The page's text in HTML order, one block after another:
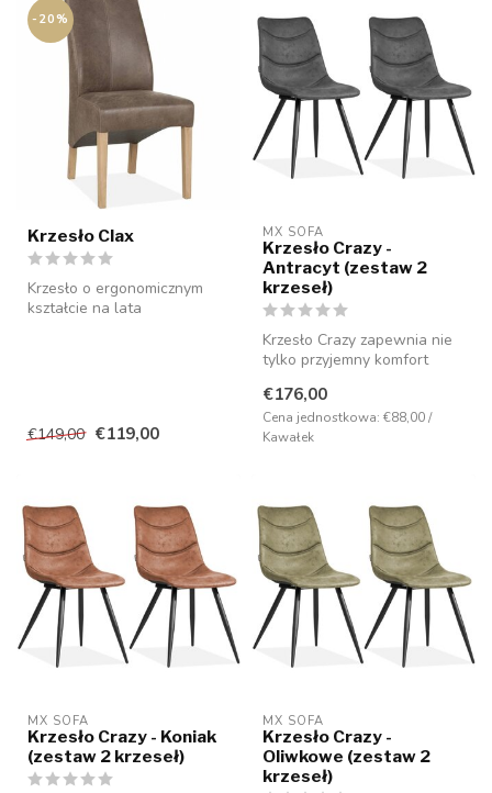
-20%
Krzesło Clax
Krzesło o ergonomicznym
kształcie na lata
€149,00 €119,00
MX SOFA
Krzesło Crazy -
Antracyt (zestaw 2
krzeseł)
Krzesło Crazy zapewnia nie
tylko przyjemny komfort
b...
€176,00
Cena jednostkowa: €88,00 /
Kawałek
MX SOFA
Krzesło Crazy - Koniak
(zestaw 2 krzeseł)
MX SOFA
Krzesło Crazy -
Oliwkowe (zestaw 2
krzeseł)